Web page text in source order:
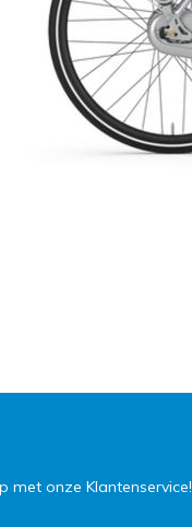
met onze Klantenservice!